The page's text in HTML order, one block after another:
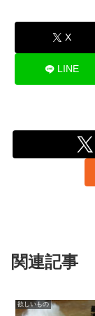
X
LINE
関連記事
欲しいもの